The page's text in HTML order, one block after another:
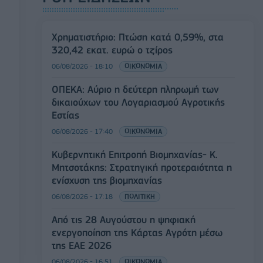
Χρηματιστήριο: Πτώση κατά 0,59%, στα
320,42 εκατ. ευρώ ο τζίρος
06/08/2026 - 18:10 ΟΙΚΟΝΟΜΙΑ
ΟΠΕΚΑ: Αύριο η δεύτερη πληρωμή των
δικαιούχων του Λογαριασμού Αγροτικής
Εστίας
06/08/2026 - 17:40 ΟΙΚΟΝΟΜΙΑ
Κυβερνητική Επιτροπή Βιομηχανίας- Κ.
Μητσοτάκης: Στρατηγική προτεραιότητα η
ενίσχυση της βιομηχανίας
06/08/2026 - 17:18 ΠΟΛΙΤΙΚΗ
Από τις 28 Αυγούστου η ψηφιακή
ενεργοποίηση της Κάρτας Αγρότη μέσω
της ΕΑΕ 2026